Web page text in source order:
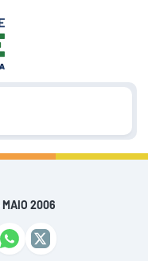
MAIO 2006